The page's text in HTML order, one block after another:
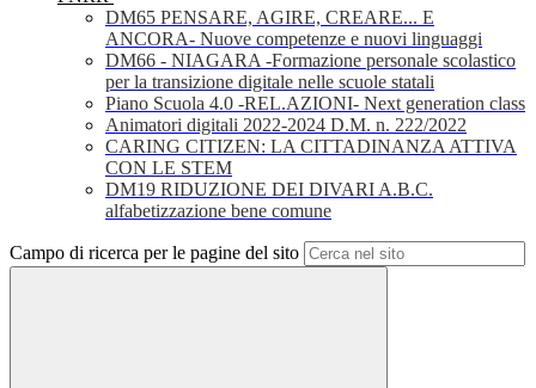
DM65 PENSARE, AGIRE, CREARE... E
ANCORA- Nuove competenze e nuovi linguaggi
DM66 - NIAGARA -Formazione personale scolastico
per la transizione digitale nelle scuole statali
Piano Scuola 4.0 -REL.AZIONI- Next generation class
Animatori digitali 2022-2024 D.M. n. 222/2022
CARING CITIZEN: LA CITTADINANZA ATTIVA
CON LE STEM
DM19 RIDUZIONE DEI DIVARI A.B.C.
alfabetizzazione bene comune
Campo di ricerca per le pagine del sito